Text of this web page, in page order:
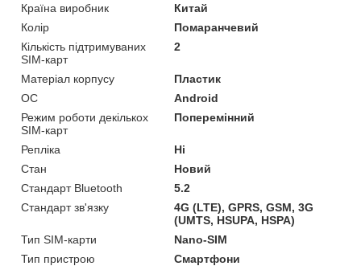
Країна виробник
Китай
Колір
Помаранчевий
Кількість підтримуваних
SIM-карт
2
Матеріал корпусу
Пластик
ОС
Android
Режим роботи декількох
SIM-карт
Поперемінний
Репліка
Ні
Стан
Новий
Стандарт Bluetooth
5.2
Стандарт зв'язку
4G (LTE), GPRS, GSM, 3G
(UMTS, HSUPA, HSPA)
Тип SIM-карти
Nano-SIM
Тип пристрою
Смартфони